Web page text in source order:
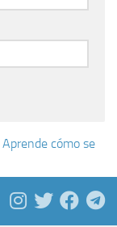
Aprende cómo se